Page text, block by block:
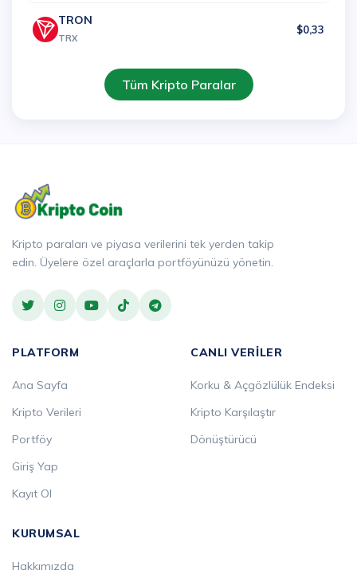
TRON
TRX
$0,33
Tüm Kripto Paralar
Kripto paraları ve piyasa verilerini tek yerden takip
edin. Üyelere özel araçlarla portföyünüzü yönetin.
PLATFORM
Ana Sayfa
Kripto Verileri
Portföy
Giriş Yap
Kayıt Ol
CANLI VERILER
Korku & Açgözlülük Endeksi
Kripto Karşılaştır
Dönüştürücü
KURUMSAL
Hakkımızda